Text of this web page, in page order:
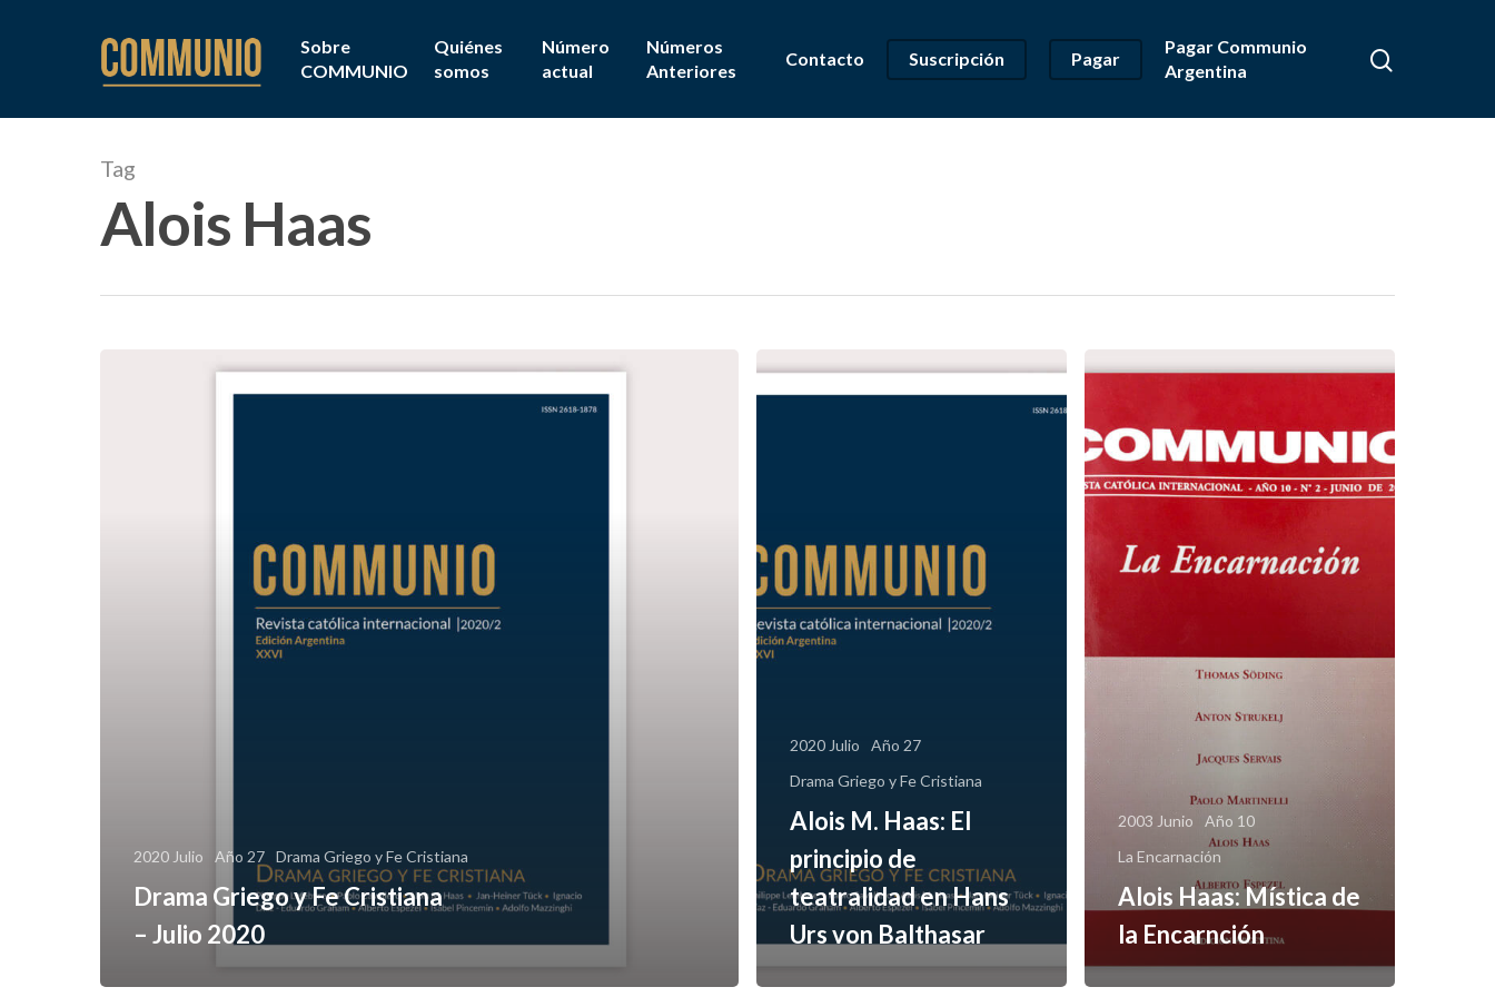
Sobre
COMMUNIO
Quiénes
somos
Número
actual
Números
Anteriores
Contacto Suscripción Pagar
Pagar Communio
Argentina
Tag
Alois Haas
2020 Julio Año 27 Drama Griego y Fe Cristiana
Drama Griego y Fe Cristiana
– Julio 2020
2020 Julio
Año 27
Drama Griego y Fe Cristiana
Alois M. Haas: El
principio de
teatralidad en Hans
Urs von Balthasar
2003 Junio
Año 10
La Encarnación
Alois Haas: Mística de
la Encarnción